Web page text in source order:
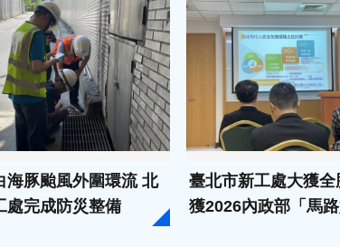
海豚颱風外圍環流 北
處完成防災整備
臺北市新工處大獲全
獲2026內政部「馬
項大獎， 師大路人